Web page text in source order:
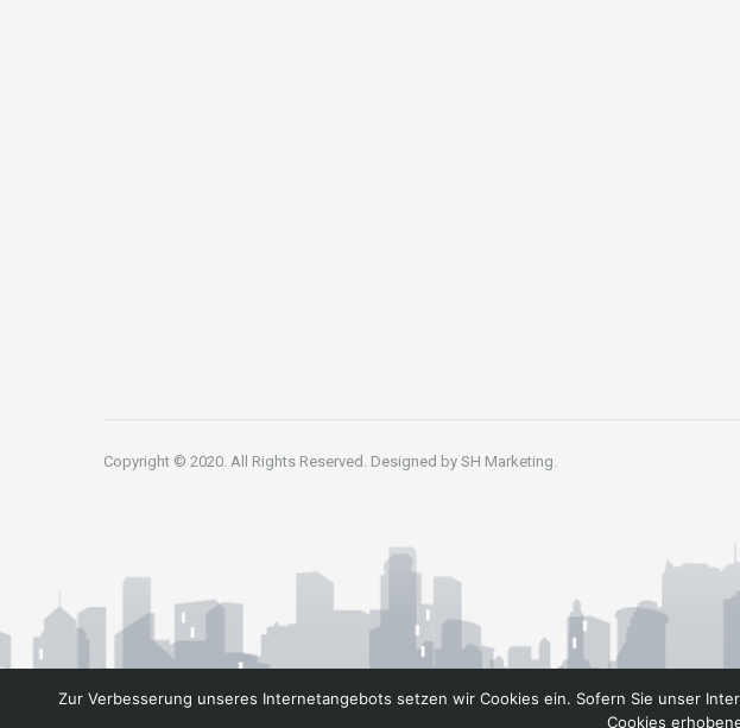
Copyright © 2020. All Rights Reserved. Designed by SH Marketing.
Zur Verbesserung unseres Internetangebots setzen wir Cookies ein. Sofern Sie unser
Cookies